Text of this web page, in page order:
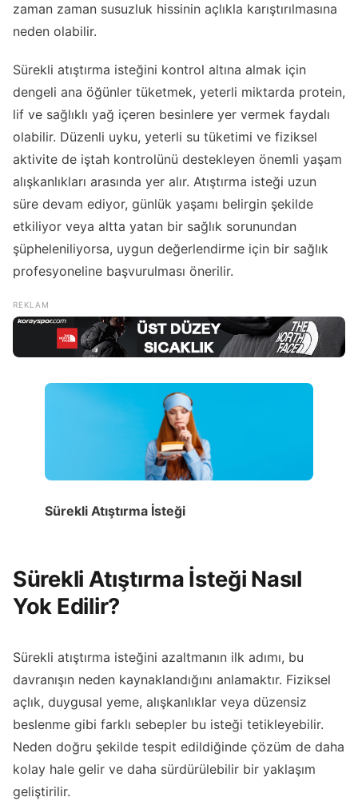
zaman zaman susuzluk hissinin açlıkla karıştırılmasına
neden olabilir.
Sürekli atıştırma isteğini kontrol altına almak için
dengeli ana öğünler tüketmek, yeterli miktarda protein,
lif ve sağlıklı yağ içeren besinlere yer vermek faydalı
olabilir. Düzenli uyku, yeterli su tüketimi ve fiziksel
aktivite de iştah kontrolünü destekleyen önemli yaşam
alışkanlıkları arasında yer alır. Atıştırma isteği uzun
süre devam ediyor, günlük yaşamı belirgin şekilde
etkiliyor veya altta yatan bir sağlık sorunundan
şüpheleniliyorsa, uygun değerlendirme için bir sağlık
profesyoneline başvurulması önerilir.
Sürekli Atıştırma İsteği
Sürekli Atıştırma İsteği Nasıl
Yok Edilir?
Sürekli atıştırma isteğini azaltmanın ilk adımı, bu
davranışın neden kaynaklandığını anlamaktır. Fiziksel
açlık, duygusal yeme, alışkanlıklar veya düzensiz
beslenme gibi farklı sebepler bu isteği tetikleyebilir.
Neden doğru şekilde tespit edildiğinde çözüm de daha
kolay hale gelir ve daha sürdürülebilir bir yaklaşım
geliştirilir.